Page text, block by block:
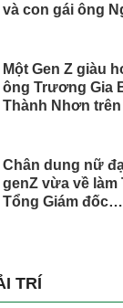
và con gái ông
Một Gen Z giàu
ông Trương Gia
Thành Nhơn trên
Chân dung nữ
genZ vừa về làm
Tổng Giám đốc
trụ, nắm giữ khối
hàng nghìn tỷ
TRÍ